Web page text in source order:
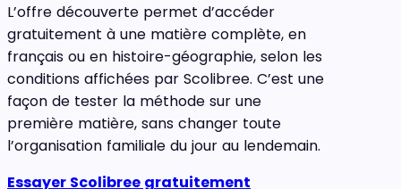
L’offre découverte permet d’accéder
gratuitement à une matière complète, en
français ou en histoire-géographie, selon les
conditions affichées par Scolibree. C’est une
façon de tester la méthode sur une
première matière, sans changer toute
l’organisation familiale du jour au lendemain.
Essayer Scolibree gratuitement